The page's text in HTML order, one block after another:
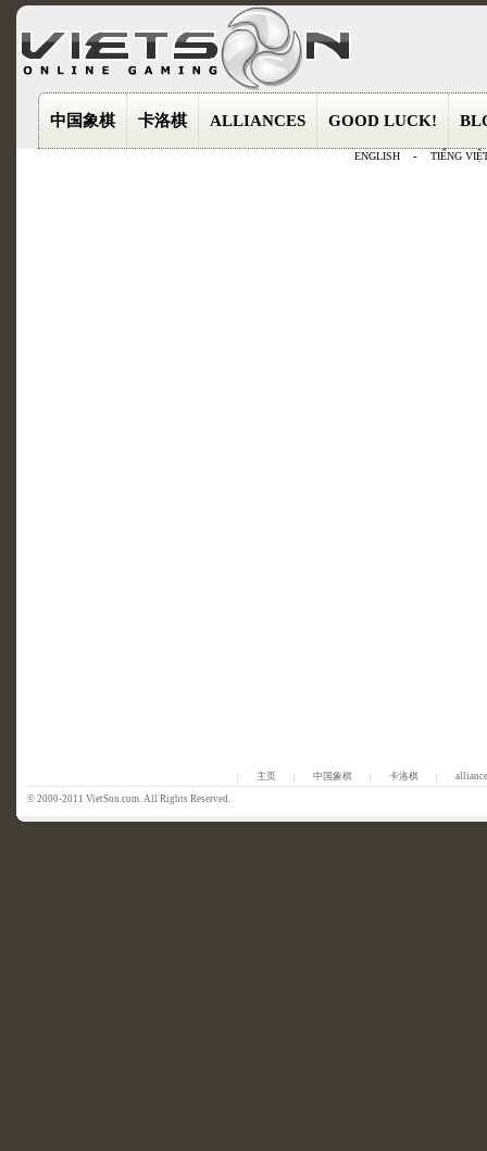
中国象棋 卡洛棋 ALLIANCES GOOD LUCK!
ENGLISH - TIẾNG
主页 中国象棋 卡洛棋
© 2000-2011 VietSon.com. All Rights Reserved.